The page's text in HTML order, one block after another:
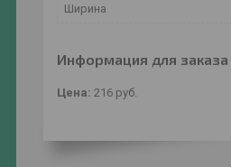
Ширина
Информация для заказа
Цена: 216 руб.